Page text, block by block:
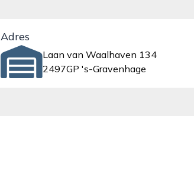
Adres
Laan van Waalhaven 134
2497GP 's-Gravenhage